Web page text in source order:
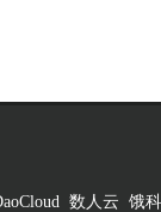
数人云 饿